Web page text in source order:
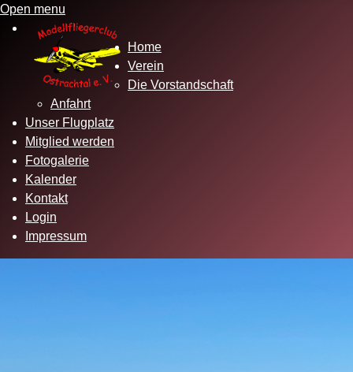
Open menu
Home
Verein
Die Vorstandschaft
Anfahrt
Unser Flugplatz
Mitglied werden
Fotogalerie
Kalender
Kontakt
Login
Impressum